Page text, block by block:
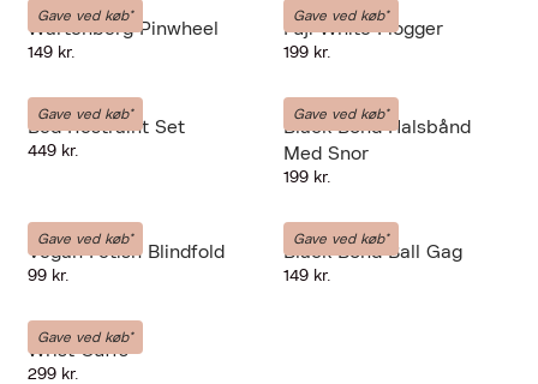
Gave ved køb*
LIEBE-SEELE
Wartenberg Pinwheel
149 kr.
Gave ved køb*
LIEBE-SEELE
Fuji White Flogger
199 kr.
Gave ved køb*
LIEBE-SEELE
Bed Restraint Set
449 kr.
Gave ved køb*
LIEBE-SEELE
Black Bond Halsbånd
Med Snor
199 kr.
Gave ved køb*
LIEBE-SEELE
Vegan Fetish Blindfold
99 kr.
Gave ved køb*
LIEBE-SEELE
Black Bond Ball Gag
149 kr.
Gave ved køb*
LIEBE-SEELE
Wrist Cuffs
299 kr.